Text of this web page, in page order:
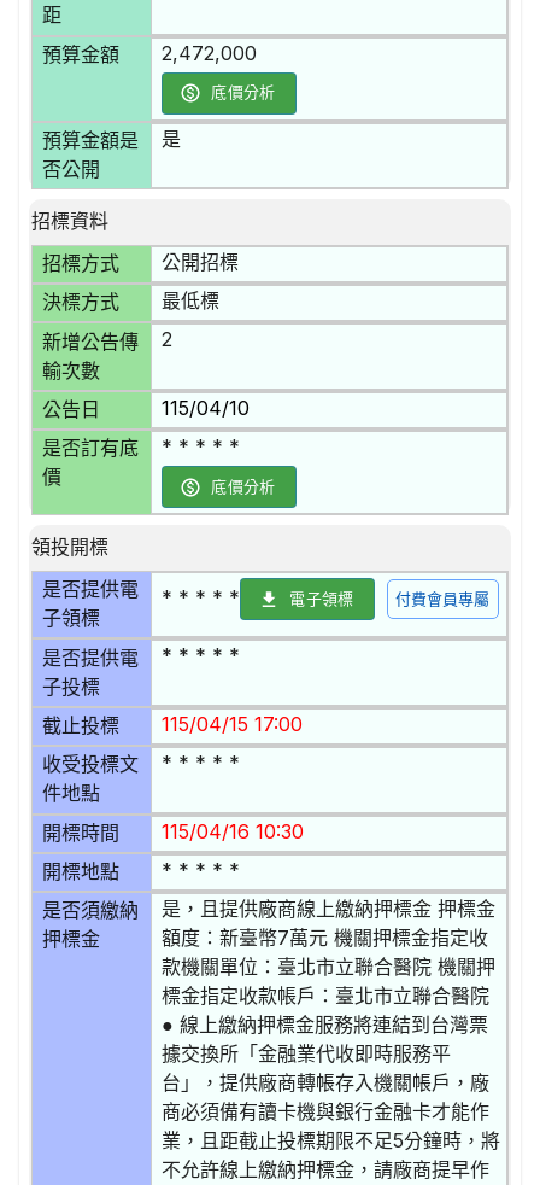
距
預算金額 2,472,000
底價分析
預算金額是
否公開
是
招標資料
招標方式
公開招標
決標方式 最低標
新增公告傳
輸次數
2
公告日 115/04/10
是否訂有底
價
* * * * *
底價分析
領投開標
是否提供電
子領標
* * * * * 電子領標 付費會員專屬
是否提供電
子投標
* * * * *
截止投標 115/04/15 17:00
收受投標文
件地點
* * * * *
開標時間 115/04/16 10:30
開標地點 * * * * *
是否須繳納
押標金
是，且提供廠商線上繳納押標金 押標金
額度：新臺幣7萬元 機關押標金指定收
款機關單位：臺北市立聯合醫院 機關押
標金指定收款帳戶：臺北市立聯合醫院
● 線上繳納押標金服務將連結到台灣票
據交換所「金融業代收即時服務平
台」，提供廠商轉帳存入機關帳戶，廠
商必須備有讀卡機與銀行金融卡才能作
業，且距截止投標期限不足5分鐘時，將
不允許線上繳納押標金，請廠商提早作